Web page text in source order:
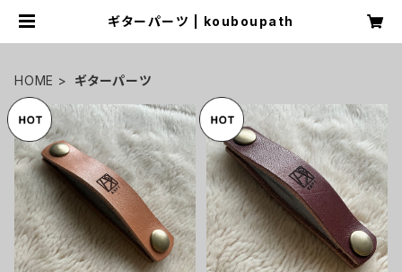
ギターパーツ | kouboupath
HOME ギターパーツ